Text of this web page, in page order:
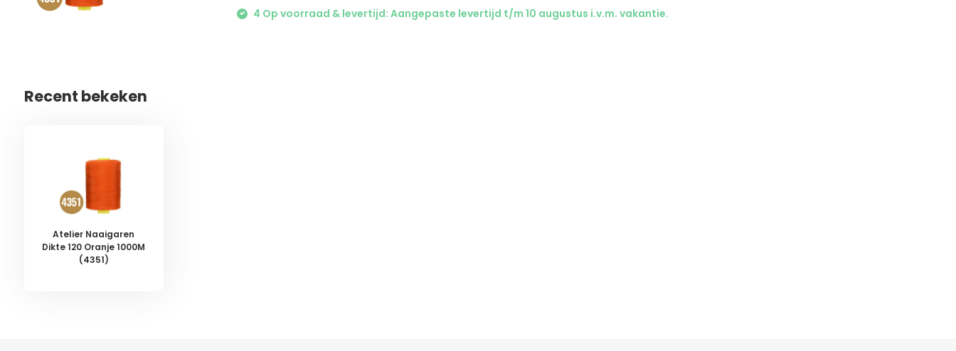
4 Op voorraad & levertijd: Aangepaste levertijd t/m 10 augustus i.v.m. vakantie.
Recent bekeken
Atelier Naaigaren
Dikte 120 Oranje 1000M
(4351)